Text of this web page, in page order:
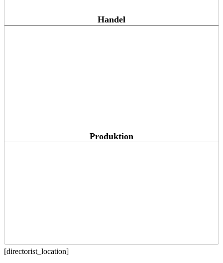
Handel
Produktion
[directorist_location]